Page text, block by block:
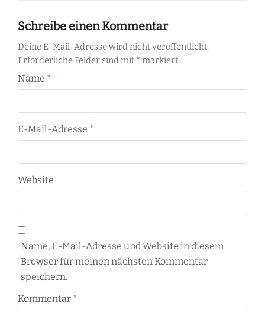
Schreibe einen Kommentar
Deine E-Mail-Adresse wird nicht veröffentlicht.
Erforderliche Felder sind mit * markiert
Name *
E-Mail-Adresse *
Website
Name, E-Mail-Adresse und Website in diesem
Browser für meinen nächsten Kommentar
speichern.
Kommentar *